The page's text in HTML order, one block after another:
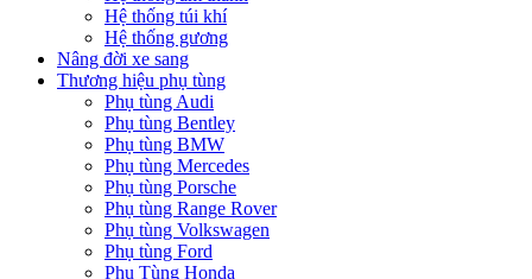
Hệ thống túi khí
Hệ thống gương
Nâng đời xe sang
Thương hiệu phụ tùng
Phụ tùng Audi
Phụ tùng Bentley
Phụ tùng BMW
Phụ tùng Mercedes
Phụ tùng Porsche
Phụ tùng Range Rover
Phụ tùng Volkswagen
Phụ tùng Ford
Phụ Tùng Honda